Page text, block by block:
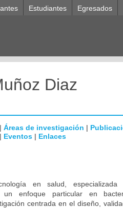
Estudiantes Egresados
Diaz
| Áreas de investigación |
| Eventos | Enlaces
en salud,
un enfoque particular en
centrada en el diseño,